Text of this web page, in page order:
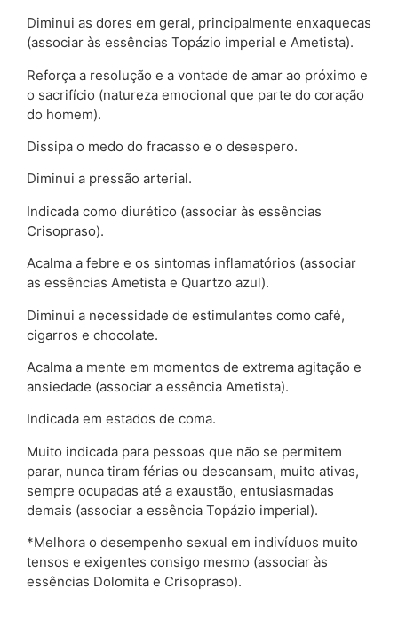
Diminui as dores em geral, principalmente enxaquecas
(associar às essências Topázio imperial e Ametista).
Reforça a resolução e a vontade de amar ao próximo e
o sacrifício (natureza emocional que parte do coração
do homem).
Dissipa o medo do fracasso e o desespero.
Diminui a pressão arterial.
Indicada como diurético (associar às essências
Crisopraso).
Acalma a febre e os sintomas inflamatórios (associar
as essências Ametista e Quartzo azul).
Diminui a necessidade de estimulantes como café,
cigarros e chocolate.
Acalma a mente em momentos de extrema agitação e
ansiedade (associar a essência Ametista).
Indicada em estados de coma.
Muito indicada para pessoas que não se permitem
parar, nunca tiram férias ou descansam, muito ativas,
sempre ocupadas até a exaustão, entusiasmadas
demais (associar a essência Topázio imperial).
*Melhora o desempenho sexual em indivíduos muito
tensos e exigentes consigo mesmo (associar às
essências Dolomita e Crisopraso).